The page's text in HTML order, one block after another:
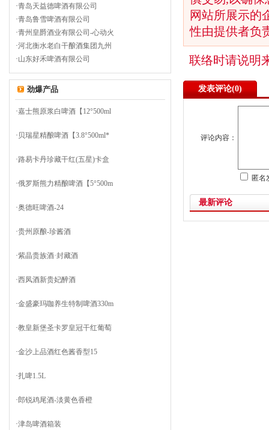
·青岛天益德啤酒有限公司
·青岛鲁雪啤酒有限公司
·青州皇爵酒业有限公司-心动火
·河北衡水老白干酿酒集团九州
·山东好禾啤酒有限公司
劲爆产品
·嘉士熊原浆白啤酒【12°500ml
· 贝瑞星精酿啤酒【3.8°500ml*
·路易卡丹珍藏干红(五星)卡盒
·俄罗斯熊力精酿啤酒【5°500m
·奥德旺啤酒-24
·贵州原酿-珍酱酒
·紫晶贵族酒·封藏酒
·西凤酒新贵妃醉酒
·金盛豪玛咖养生特制啤酒330m
·教皇新堡圣卡罗皇冠干红葡萄
·金沙上品酒红色酱香型15
·扎啤1.5L
·郎锐鸡尾酒-淡黄色香橙
·津岛啤酒箱装
网站所展示的
性由提供者负
联络时请说明
发表评论(0)
评论内容：
匿
最新评论